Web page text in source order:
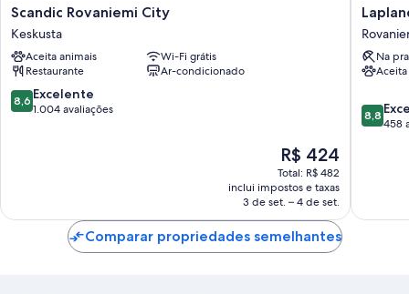
Scandic
Rovaniemi
City
Keskusta
Scandic Rovaniemi City
Keskusta
Aceita animais
Wi-Fi grátis
Restaurante
Ar-condicionado
8.6
de
8,6 Excelente
1.004 avaliações
O
preço
é
de
R$ 424
R$ 424
Total: R$ 482
inclui impostos e taxas
3 de set. – 4 de set.
Lapland
Hotels
Chalets
Na
8.8
de
8,8
458
Comparar propriedades semelhantes